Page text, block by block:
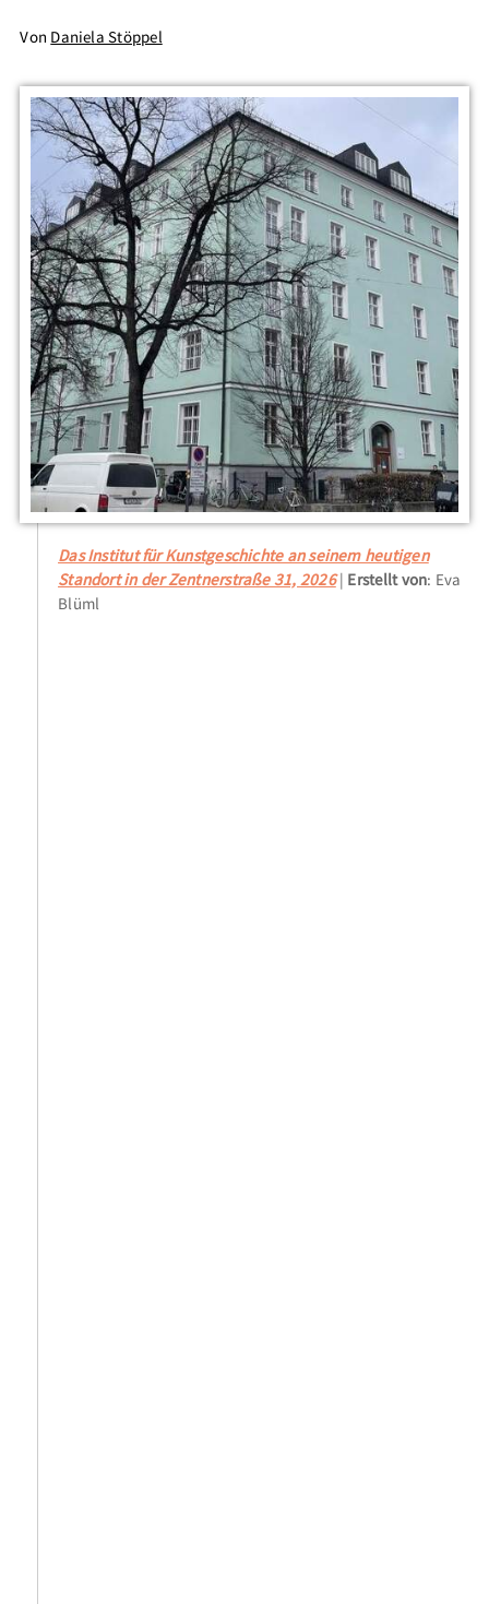
Von Daniela Stöppel
Das Institut für Kunstgeschichte an seinem heutigen
Standort in der Zentnerstraße 31, 2026 Erstellt von: Eva
Blüml